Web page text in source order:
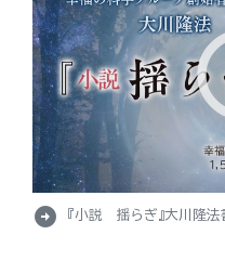
arrow_circle_right 『小説 揺らぎ』大川隆法